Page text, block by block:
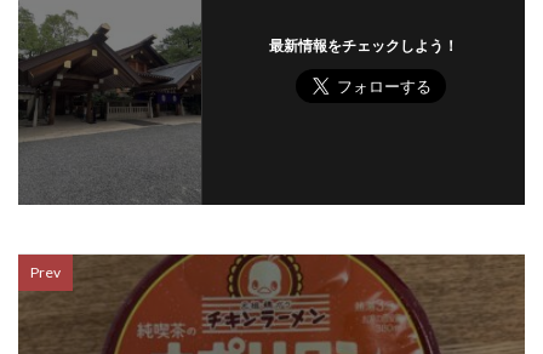
最新情報をチェックしよう！
Prev